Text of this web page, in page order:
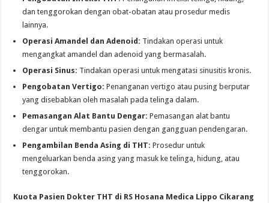
dan tenggorokan dengan obat-obatan atau prosedur medis
lainnya.
Operasi Amandel dan Adenoid: Tindakan operasi untuk
mengangkat amandel dan adenoid yang bermasalah.
Operasi Sinus: Tindakan operasi untuk mengatasi sinusitis kronis.
Pengobatan Vertigo: Penanganan vertigo atau pusing berputar
yang disebabkan oleh masalah pada telinga dalam.
Pemasangan Alat Bantu Dengar: Pemasangan alat bantu
dengar untuk membantu pasien dengan gangguan pendengaran.
Pengambilan Benda Asing di THT: Prosedur untuk
mengeluarkan benda asing yang masuk ke telinga, hidung, atau
tenggorokan.
Kuota Pasien Dokter THT di RS Hosana Medica Lippo Cikarang